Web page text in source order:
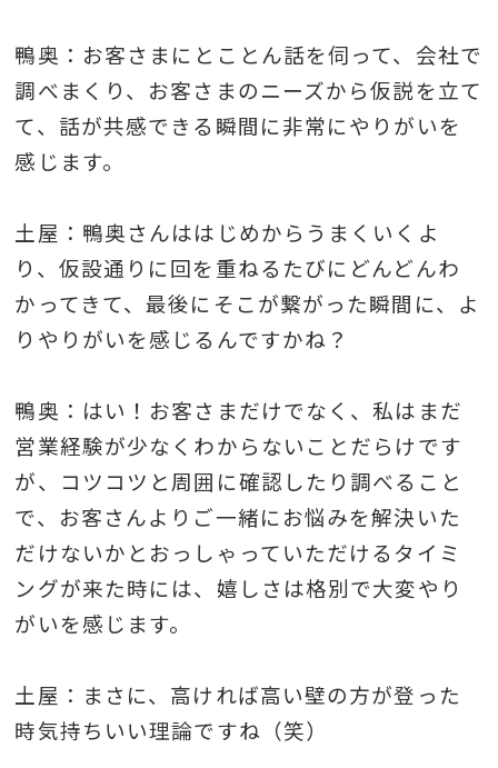
鴨奥：お客さまにとことん話を伺って、会社で
調べまくり、お客さまのニーズから仮説を立て
て、話が共感できる瞬間に非常にやりがいを
感じます。
土屋：鴨奥さんははじめからうまくいくよ
り、仮設通りに回を重ねるたびにどんどんわ
かってきて、最後にそこが繋がった瞬間に、よ
りやりがいを感じるんですかね？
鴨奥：はい！お客さまだけでなく、私はまだ
営業経験が少なくわからないことだらけです
が、コツコツと周囲に確認したり調べること
で、お客さんよりご一緒にお悩みを解決いた
だけないかとおっしゃっていただけるタイミ
ングが来た時には、嬉しさは格別で大変やり
がいを感じます。
土屋：まさに、高ければ高い壁の方が登った
時気持ちいい理論ですね（笑）